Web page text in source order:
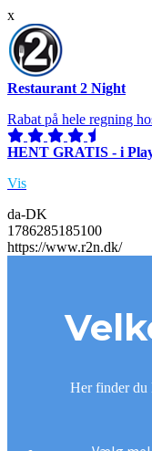
x
Restaurant 2 Night
Rabat på hele regning
HENT GRATIS - i
Vis
da-DK
1786285185100
https://www.r2n.dk/
Her finder du